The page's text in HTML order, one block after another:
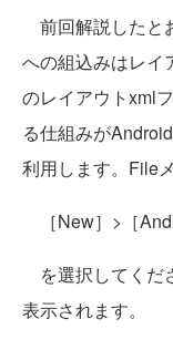
前回解説したと
への組込みはレイ
のレイアウトxml
る仕組みが
利用します。File
［New］>［
を選択してくだ
表示されます。